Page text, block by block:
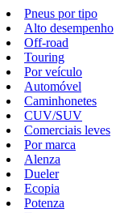
Pneus por tipo
Alto desempenho
Off-road
Touring
Por veículo
Automóvel
Caminhonetes
CUV/SUV
Comerciais leves
Por marca
Alenza
Dueler
Ecopia
Potenza